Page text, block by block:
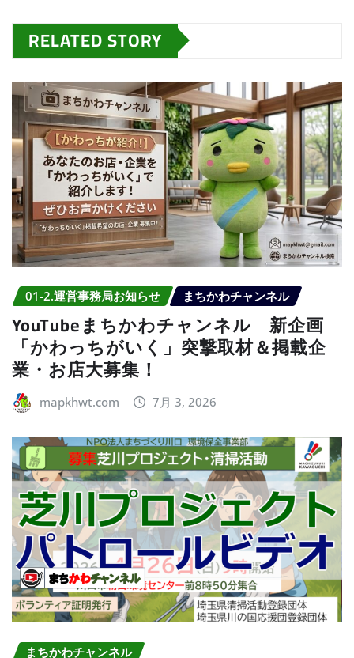
RELATED STORY
01-2.運営事務局お知らせ まちかわチャンネル
YouTubeまちかわチャンネル 新企画
「かわっちがいく」突撃取材＆掲載企
業・お店大募集！
mapkhwt.com 7月 3, 2026
まちかわチャンネル